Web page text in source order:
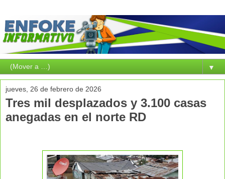
▼
jueves, 26 de febrero de 2026
Tres mil desplazados y 3.100 casas
anegadas en el norte RD